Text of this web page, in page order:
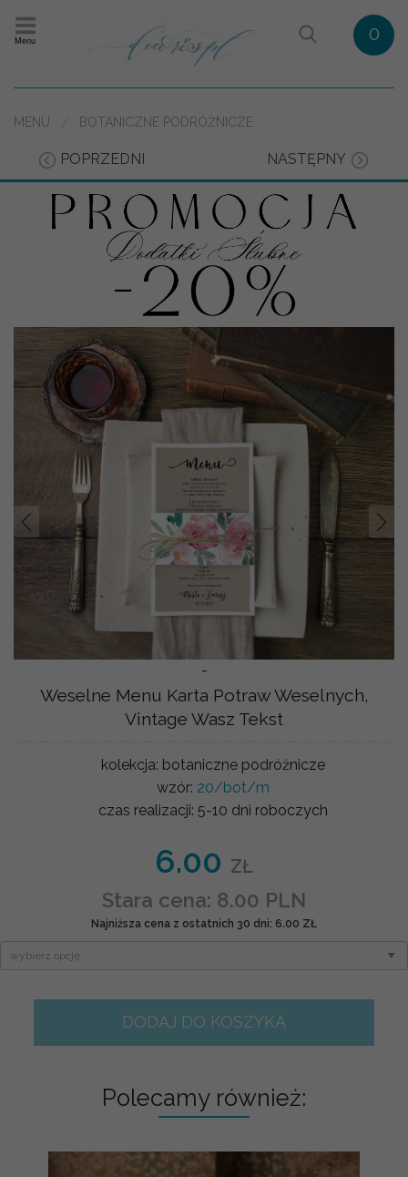
Menu 0
MENU BOTANICZNE PODRÓŻNICZE
POPRZEDNI NASTĘPNY
-
Prev
Weselne Menu Karta Potraw Weselnych,
Vintage Wasz Tekst
kolekcja: botaniczne podróżnicze
wzór: 20/bot/m
czas realizacji: 5-10 dni roboczych
6.00 ZŁ
Stara cena: 8.00 PLN
Najniższa cena z ostatnich 30 dni: 6.00 ZŁ
DODAJ DO KOSZYKA
Polecamy również: